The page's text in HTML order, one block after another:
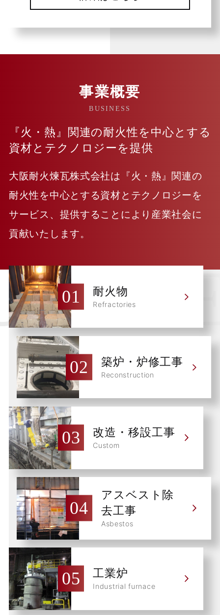
事業概要
BUSINESS
『火・熱』関連の耐火性を中心とする
資材とテクノロジーを提供
大阪耐火煉瓦株式会社は『火・熱』関連の
耐火性を中心とする資材とテクノロジーを
サービス、提供することにより産業社会に
貢献いたします。
耐火物
Refractories
築炉・炉修工事
Reconstruction
改造・移設工事
Custom
アスベスト除
去工事
Asbestos
工業炉
Industrial furnace